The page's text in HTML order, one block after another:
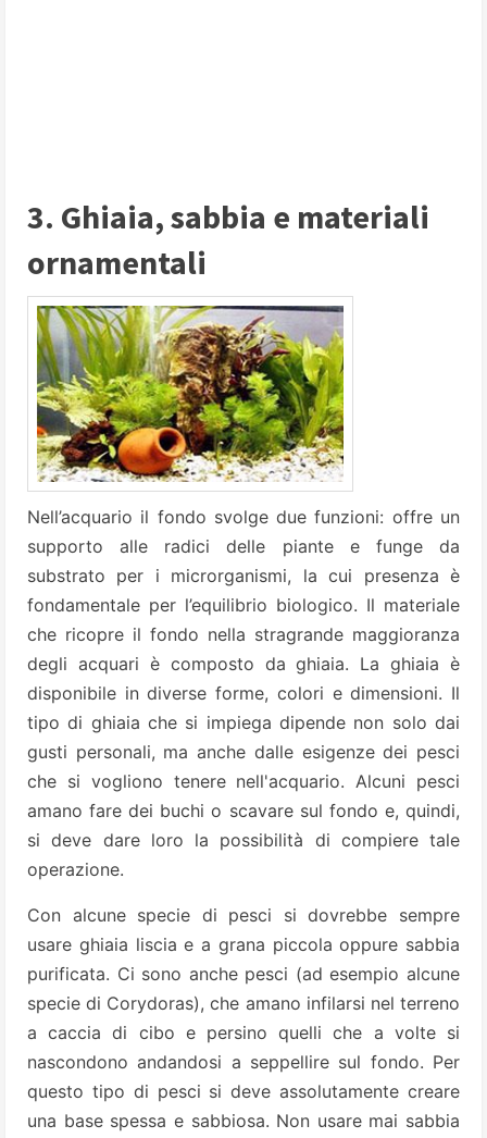
3. Ghiaia, sabbia e materiali
ornamentali
Nell’acquario il fondo svolge due funzioni: offre un
supporto alle radici delle piante e funge da
substrato per i microrganismi, la cui presenza è
fondamentale per l’equilibrio biologico. Il materiale
che ricopre il fondo nella stragrande maggioranza
degli acquari è composto da ghiaia. La ghiaia è
disponibile in diverse forme, colori e dimensioni. Il
tipo di ghiaia che si impiega dipende non solo dai
gusti personali, ma anche dalle esigenze dei pesci
che si vogliono tenere nell'acquario. Alcuni pesci
amano fare dei buchi o scavare sul fondo e, quindi,
si deve dare loro la possibilità di compiere tale
operazione.
Con alcune specie di pesci si dovrebbe sempre
usare ghiaia liscia e a grana piccola oppure sabbia
purificata. Ci sono anche pesci (ad esempio alcune
specie di Corydoras), che amano infilarsi nel terreno
a caccia di cibo e persino quelli che a volte si
nascondono andandosi a seppellire sul fondo. Per
questo tipo di pesci si deve assolutamente creare
una base spessa e sabbiosa. Non usare mai sabbia